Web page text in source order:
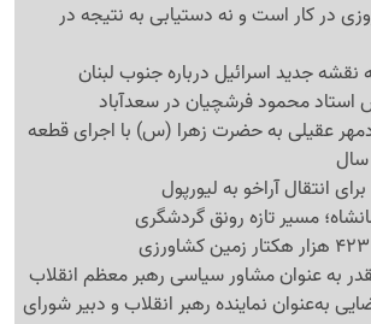
در کار است و نه دستیابی به نتیجه در
جدید اسرائیل درباره جنوب لبنان
استاد محمود فرشچیان در سعدآباد
عقیلی به حضرت زهرا (س) با اجرای قطعه
انتقال آراخو به لیورپول
مسیر تازه رونق گردشگری
به عنوان مشاور سیاسی رهبر معظم انقلاب
به‌عنوان نماینده رهبر انقلاب و دبیر شورای